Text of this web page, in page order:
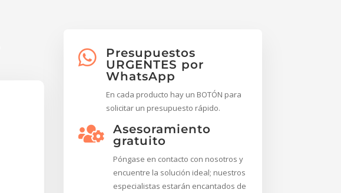

Presupuestos
URGENTES por
WhatsApp
En cada producto hay un BOTÓN para
solicitar un presupuesto rápido.

Asesoramiento
gratuito
Póngase en contacto con nosotros y
encuentre la solución ideal; nuestros
especialistas estarán encantados de